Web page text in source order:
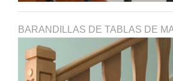
BARANDILLAS DE TABLAS DE